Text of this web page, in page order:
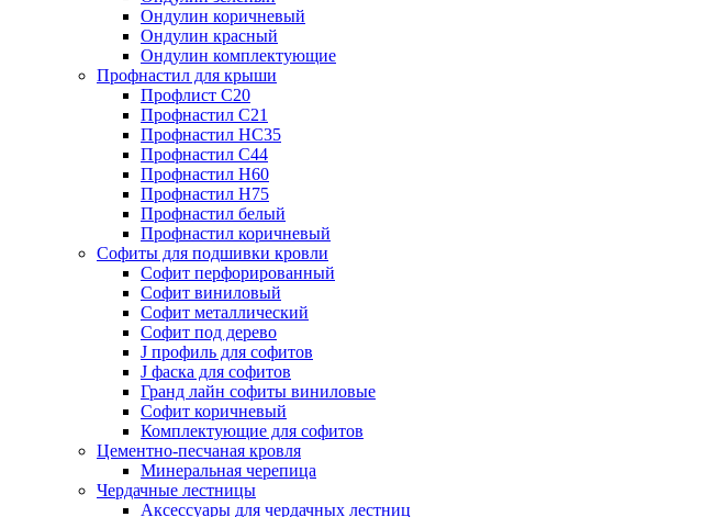
Ондулин коричневый
Ондулин красный
Ондулин комплектующие
Профнастил для крыши
Профлист С20
Профнастил С21
Профнастил НС35
Профнастил С44
Профнастил Н60
Профнастил Н75
Профнастил белый
Профнастил коричневый
Софиты для подшивки кровли
Cофит перфорированный
Софит виниловый
Софит металлический
Софит под дерево
J профиль для софитов
J фаска для софитов
Гранд лайн софиты виниловые
Софит коричневый
Комплектующие для софитов
Цементно-песчаная кровля
Минеральная черепица
Чердачные лестницы
Аксессуары для чердачных лестниц